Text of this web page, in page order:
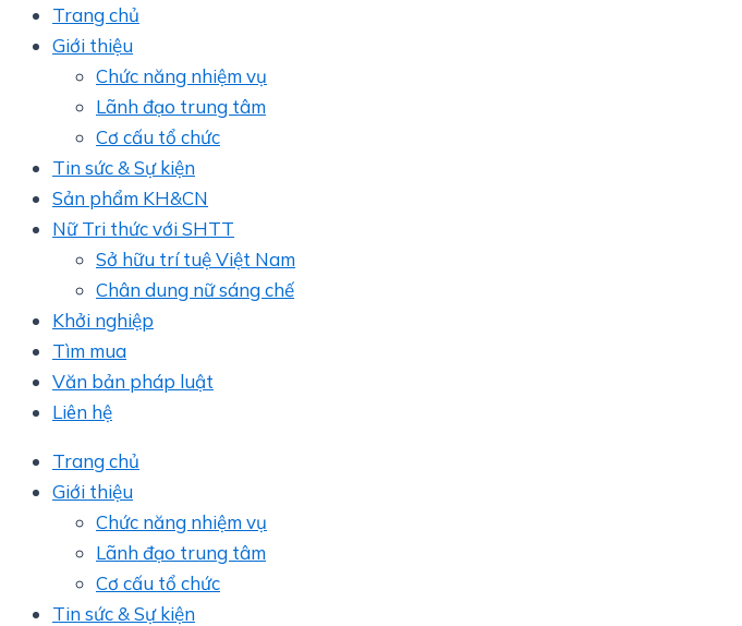
Trang chủ
Giới thiệu
Chức năng nhiệm vụ
Lãnh đạo trung tâm
Cơ cấu tổ chức
Tin sức & Sự kiện
Sản phẩm KH&CN
Nữ Tri thức với SHTT
Sở hữu trí tuệ Việt Nam
Chân dung nữ sáng chế
Khởi nghiệp
Tìm mua
Văn bản pháp luật
Liên hệ
Trang chủ
Giới thiệu
Chức năng nhiệm vụ
Lãnh đạo trung tâm
Cơ cấu tổ chức
Tin sức & Sự kiện